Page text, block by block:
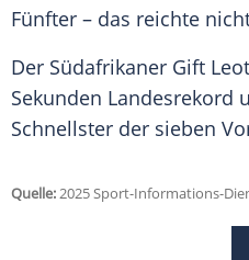
Fünfter – das reichte
Der Südafrikaner Gift
Sekunden Landesrekord
Schnellster der sieben
Quelle:2025 Sport-Informations-